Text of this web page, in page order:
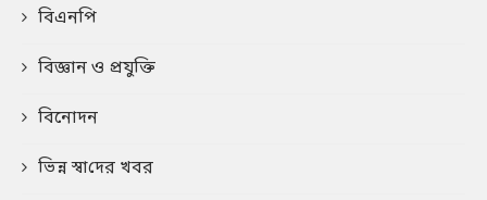
বিএনপি
বিজ্ঞান ও প্রযুক্তি
বিনোদন
ভিন্ন স্বা‌দের খবর